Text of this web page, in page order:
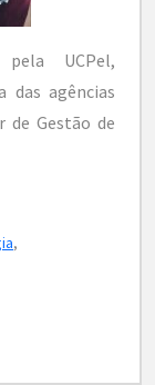
UCPel,
das agências
de Gestão de
,